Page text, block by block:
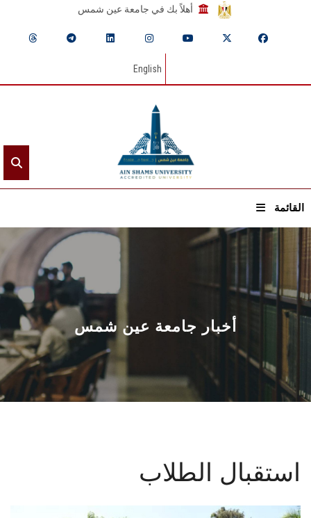
أهلاً بك في جامعة عين شمس
English
القائمة
الرئيسيـة
عن الجامعة
القطاعـات
الشئون الأكاديمية
البحث العلمي
أخبار جامعة عين شمس
استقبال الطلاب